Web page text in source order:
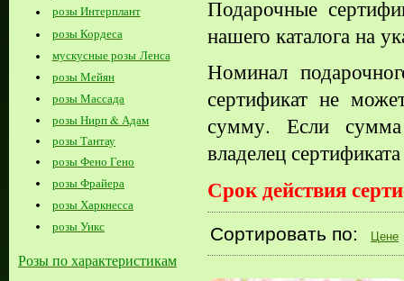
розы Интерплант
розы Кордеса
мускусные розы Ленса
розы Мейян
розы Массада
розы Нирп & Адам
розы Тантау
розы Фено Гено
розы Фрайера
розы Харкнесса
розы Уикс
Розы по характеристикам
Подарочные
нашего каталога на
Номинал
сертификат не
сумму. Если сумма
владелец
Срок действия
Сортировать по: Цене